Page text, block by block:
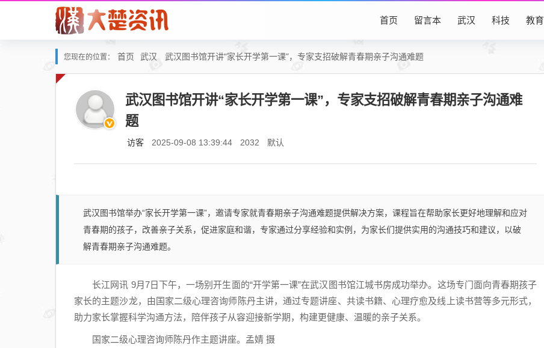
首页 留言本 武汉 科技 教育
您现在的位置： 首页 武汉 武汉图书馆开讲“家长开学第一课”，专家支招破解青春期亲子沟通难题
武汉图书馆开讲“家长开学第一课”，专家支招破解青春期亲子沟通难
题
访客 2025-09-08 13:39:44 2032 默认
武汉图书馆举办“家长开学第一课”，邀请专家就青春期亲子沟通难题提供解决方案，课程旨在帮助家长更好地理解和应对
青春期的孩子，改善亲子关系，促进家庭和谐，专家通过分享经验和实例，为家长们提供实用的沟通技巧和建议，以破
解青春期亲子沟通难题。
长江网讯 9月7日下午，一场别开生面的“开学第一课”在武汉图书馆江城书房成功举办。这场专门面向青春期孩子
家长的主题沙龙，由国家二级心理咨询师陈丹主讲，通过专题讲座、共读书籍、心理疗愈及线上读书营等多元形式，
助力家长掌握科学沟通方法，陪伴孩子从容迎接新学期，构建更健康、温暖的亲子关系。
国家二级心理咨询师陈丹作主题讲座。孟婧 摄